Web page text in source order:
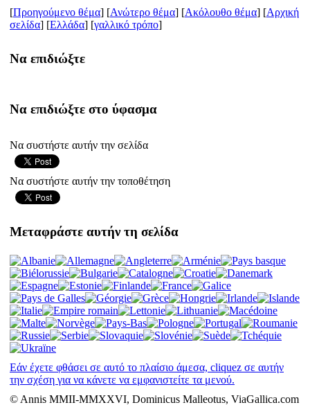
[Προηγούμενο θέμα] [Ανώτερο θέμα] [Ακόλουθο θέμα] [Aρχική
σελίδα] [Ελλάδα] [γαλλικό τρόπο]
Να επιδιώξτε
Να επιδιώξτε στο ύφασμα
Να συστήστε αυτήν την σελίδα
Να συστήστε αυτήν την τοποθέτηση
Μεταφράστε αυτήν τη σελίδα
Εάν έχετε φθάσει σε αυτό το πλαίσιο άμεσα, cliquez σε αυτήν
την σχέση για να κάνετε να εμφανιστείτε τα μενού.
© Annis MMII-MMXXVI, Dominicus Malleotus, ViaGallica.com